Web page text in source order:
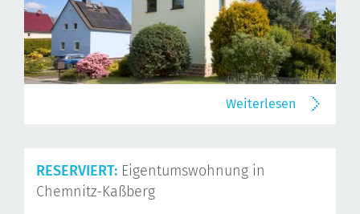
Weiterlesen
RESERVIERT: Eigentumswohnung in
Chemnitz-Kaßberg